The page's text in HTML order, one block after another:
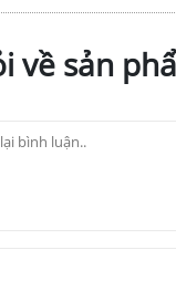
về sản